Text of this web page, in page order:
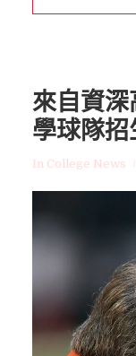
來自資深
學球隊招
In College News